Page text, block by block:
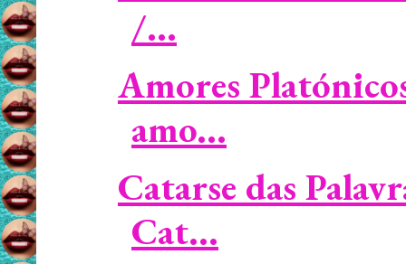
/...
Amores
amo...
Catarse das
Cat...